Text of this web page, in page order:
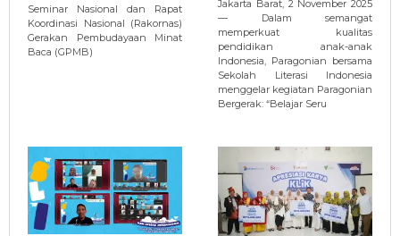
Seminar Nasional dan Rapat
Koordinasi Nasional (Rakornas)
Gerakan Pembudayaan Minat
Baca (GPMB)
Jakarta Barat, 2 November 2025
— Dalam semangat
memperkuat kualitas
pendidikan anak-anak
Indonesia, Paragonian bersama
Sekolah Literasi Indonesia
menggelar kegiatan Paragonian
Bergerak: “Belajar Seru